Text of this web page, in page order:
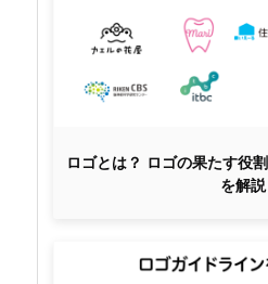
ロゴとは？ ロゴの果たす役
を解説